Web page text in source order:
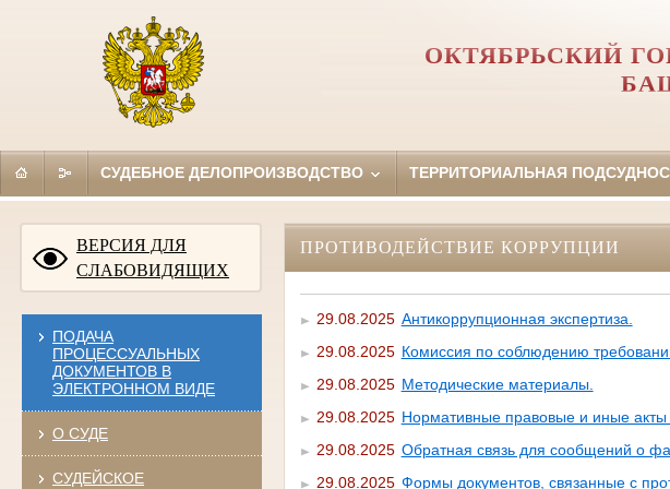
ОКТЯБРЬСКИЙ
СУДЕБНОЕ ДЕЛОПРОИЗВОДСТВО ТЕРРИТОРИАЛЬНАЯ
ВЕРСИЯ ДЛЯ
СЛАБОВИДЯЩИХ
ПОДАЧА
ПРОЦЕССУАЛЬНЫХ
ДОКУМЕНТОВ В
ЭЛЕКТРОННОМ ВИДЕ
О СУДЕ
СУДЕЙСКОЕ
ПРОТИВОДЕЙСТВИЕ КОРРУПЦИИ
29.08.2025 Антикоррупционная экспертиза.
29.08.2025 Комиссия по соблюдению
29.08.2025 Методические материалы.
29.08.2025 Нормативные правовые и иные акты
29.08.2025 Обратная связь для сообщений о
29.08.2025 Формы документов, связанные с